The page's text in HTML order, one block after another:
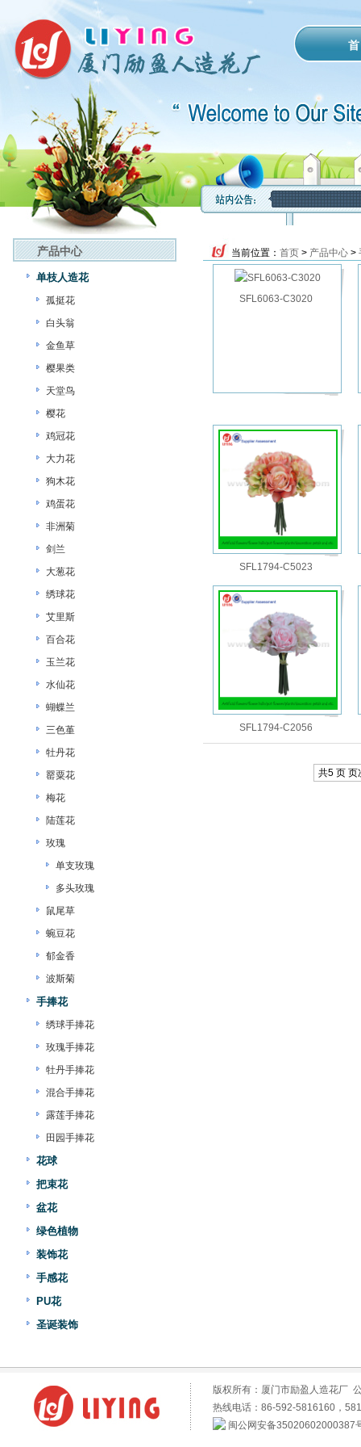
产品中心
单枝人造花
孤挺花
白头翁
金鱼草
樱果类
天堂鸟
樱花
鸡冠花
大力花
狗木花
鸡蛋花
非洲菊
剑兰
大葱花
绣球花
艾里斯
百合花
玉兰花
水仙花
蝴蝶兰
三色堇
牡丹花
罂粟花
梅花
陆莲花
玫瑰
单支玫瑰
多头玫瑰
鼠尾草
蜿豆花
郁金香
波斯菊
手捧花
绣球手捧花
玫瑰手捧花
牡丹手捧花
混合手捧花
露莲手捧花
田园手捧花
花球
把束花
盆花
绿色植物
装饰花
手感花
PU花
圣诞装饰
当前位置： 首页 > 产品中心 >
SFL6063-C3020
SFL1794-C5023
SFL1794-C2056
共5 页 页
版权所有：厦门市励盈人造花厂
热线电话：86-592-5816160，
闽公网安备35020602000387